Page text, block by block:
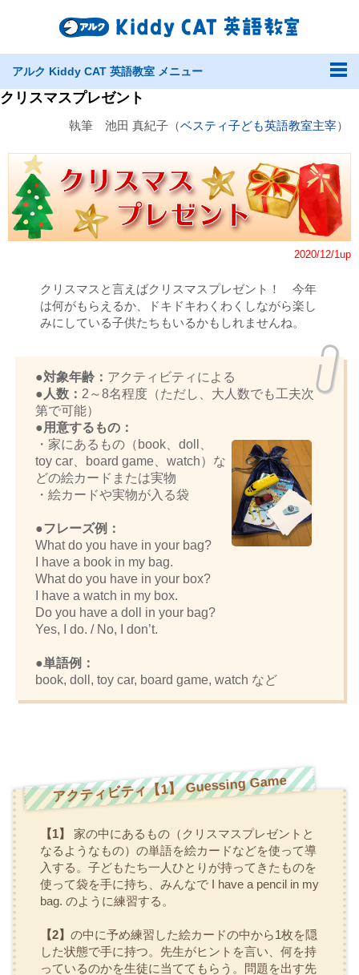
アルク Kiddy CAT 英語教室 メニュー
クリスマスプレゼント
執筆 池田 真紀子（ベスティ子ども英語教室主宰）
2020/12/1up
クリスマスと言えばクリスマスプレゼント！ 今年
は何がもらえるか、ドキドキわくわくしながら楽し
みにしている子供たちもいるかもしれませんね。
●対象年齢： アクティビティによる
●人数： 2～8名程度（ただし、大人数でも工夫次
第で可能）
●用意するもの：
・家にあるもの（ book、doll、
toy car、board game、watch）な
どの絵カードまたは実物
・絵カードや実物が入る袋
●フレーズ例：
What do you have in your bag?
I have a book in my bag.
What do you have in your box?
I have a watch in my box.
Do you have a doll in your bag?
Yes, I do. / No, I don’t.
●単語例：
book, doll, toy car, board game, watch など
アクティビティ【1】 Guessing Game
【1】
家の中にあるもの（クリスマスプレゼントと
なるようなもの）の単語を絵カードなどを使って導
入する。子どもたち一人ひとりが持ってきたものを
使って袋を手に持ち、みんなで I have a pencil in my
bag. のように練習する。
【2】 の中に予め練習した絵カードの中から1枚を隠
した状態で手に持つ。先生がヒントを言い、何を持
っているのかを生徒に当ててもらう。問題を出す先